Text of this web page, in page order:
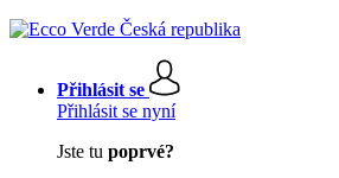
Přihlásit se
Přihlásit se nyní
Jste tu poprvé?